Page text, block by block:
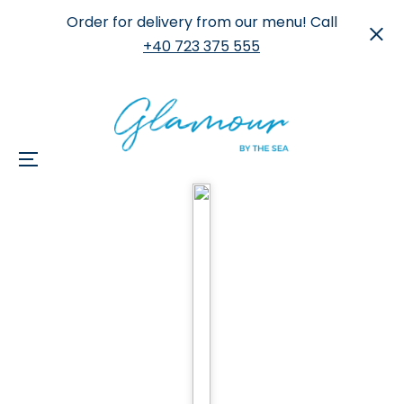
Order for delivery from our menu! Call
+40 723 375 555
Menu